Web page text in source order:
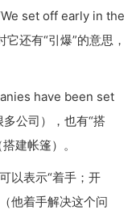
set off early in the
还有“引爆”的意思，
have been set
公司），也有“搭
建帐篷）。
以表示“着手；开
他着手解决这个问